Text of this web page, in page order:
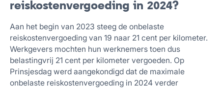
reiskostenvergoeding in 2024?
Aan het begin van 2023 steeg de onbelaste
reiskostenvergoeding van 19 naar 21 cent per kilometer.
Werkgevers mochten hun werknemers toen dus
belastingvrij 21 cent per kilometer vergoeden. Op
Prinsjesdag werd aangekondigd dat de maximale
onbelaste reiskostenvergoeding in 2024 verder